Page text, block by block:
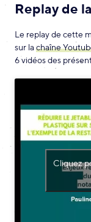
Replay de
Le replay de cette
sur lachaîne
6 vidéos des
Cliquez